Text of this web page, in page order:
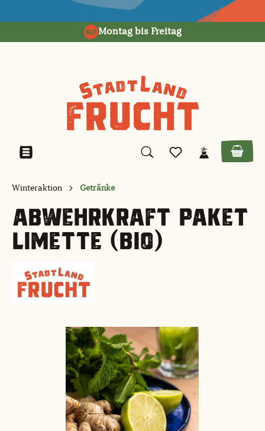
Montag bis Freitag
Winteraktion Getränke
ABWEHRKRAFT PAKET
LIMETTE (BIO)
Bildergalerie überspringen